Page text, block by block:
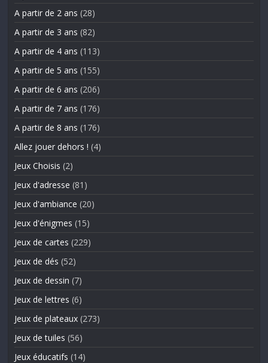
A partir de 2 ans (28)
A partir de 3 ans (82)
A partir de 4 ans (113)
A partir de 5 ans (155)
A partir de 6 ans (206)
A partir de 7 ans (176)
A partir de 8 ans (176)
Allez jouer dehors ! (4)
Jeux Choisis (2)
Jeux d'adresse (81)
Jeux d'ambiance (20)
Jeux d'énigmes (15)
Jeux de cartes (229)
Jeux de dés (52)
Jeux de dessin (7)
Jeux de lettres (6)
Jeux de plateaux (273)
Jeux de tuiles (56)
Jeux éducatifs (14)